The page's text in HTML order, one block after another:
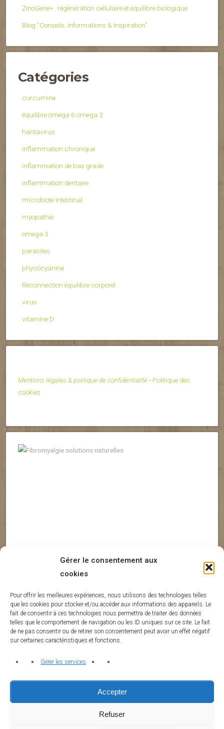
Gérer le consentement aux
cookies
Pour offrir les meilleures expériences, nous utilisons des technologies telles
que les cookies pour stocker et/ou accéder aux informations des appareils. Le
fait de consentir à ces technologies nous permettra de traiter des données
telles que le comportement de navigation ou les ID uniques sur ce site. Le fait
de ne pas consentir ou de retirer son consentement peut avoir un effet négatif
sur certaines caractéristiques et fonctions.
Gérer les services
Accepter
Refuser
ZinoGene+ : régénération cellulaire et équilibre biologique
Blog “Conseils, Informations & Inspiration”
Catégories
curcumine
équilibre omega 6 omega 3
hantavirus
inflammation chronique
inflammation de bas grade
inflammation dentaire
microbiote intestinal
myopathie
omega 3
parasites
phycocyanine
Reconnection équilibre corporel
virus
vitamine D
Mentions légales & politique de confidentialité- Politique des
cookies
Équilibre Omega 6 Omega 3
Inflammation Chronique Inflammation De Bas Grade
Fibromyalgie : des actifs naturels
prometteurs
BsNn@alex2024@ 1 juillet 2026